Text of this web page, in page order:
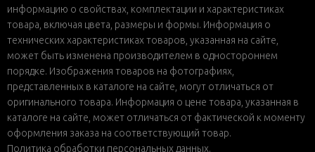
информацию о свойствах, комплектации и характеристиках
товара, включая цвета, размеры и формы. Информация о
технических характеристиках товаров, указанная на сайте,
может быть изменена производителем в одностороннем
порядке. Изображения товаров на фотографиях,
представленных в каталоге на сайте, могут отличаться от
оригинального товара. Информация о цене товара, указанная в
каталоге на сайте, может отличаться от фактической к моменту
оформления заказа на соответствующий товар.
Политика обработки персональных данных.